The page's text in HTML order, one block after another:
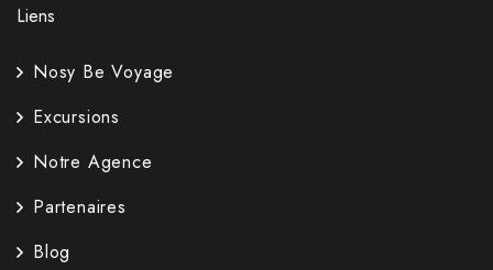
Liens
Nosy Be Voyage
Excursions
Notre Agence
Partenaires
Blog